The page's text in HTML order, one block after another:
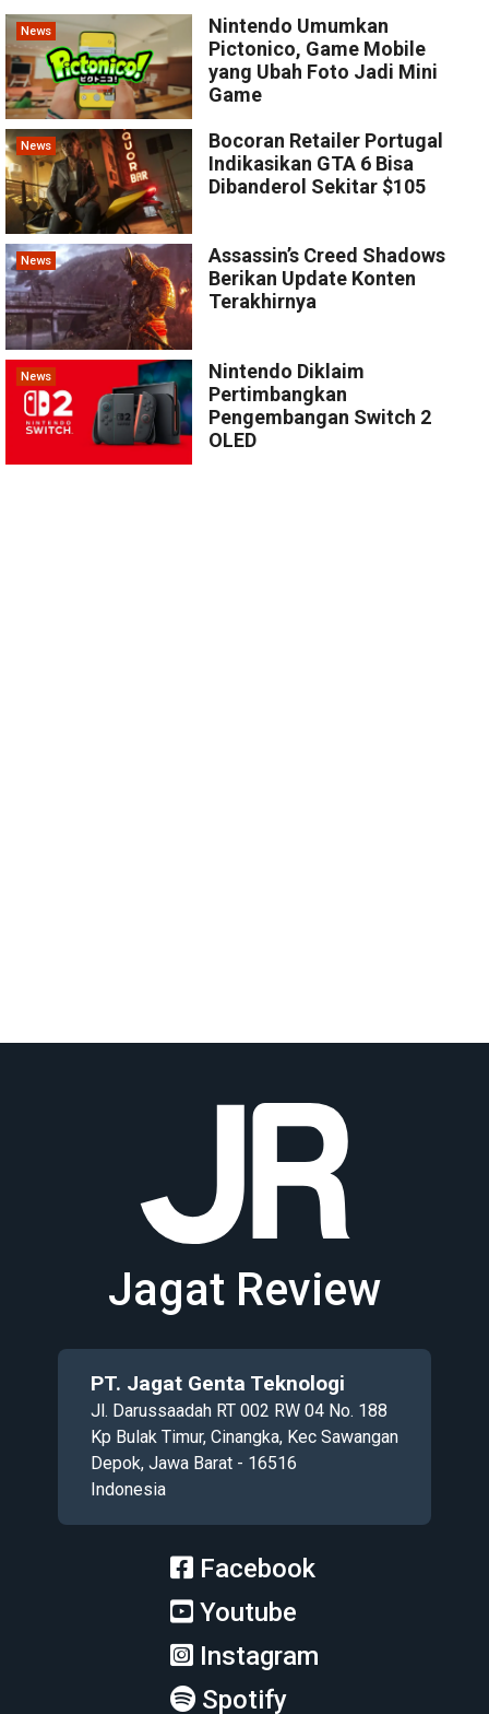
News
Nintendo Umumkan
Pictonico, Game Mobile
yang Ubah Foto Jadi Mini
Game
News
Bocoran Retailer Portugal
Indikasikan GTA 6 Bisa
Dibanderol Sekitar $105
News
Assassin’s Creed Shadows
Berikan Update Konten
Terakhirnya
News
Nintendo Diklaim
Pertimbangkan
Pengembangan Switch 2
OLED
Jagat Review
PT. Jagat Genta Teknologi
Jl. Darussaadah RT 002 RW 04 No. 188
Kp Bulak Timur, Cinangka, Kec Sawangan
Depok, Jawa Barat - 16516
Indonesia
Facebook
Youtube
Instagram
Spotify